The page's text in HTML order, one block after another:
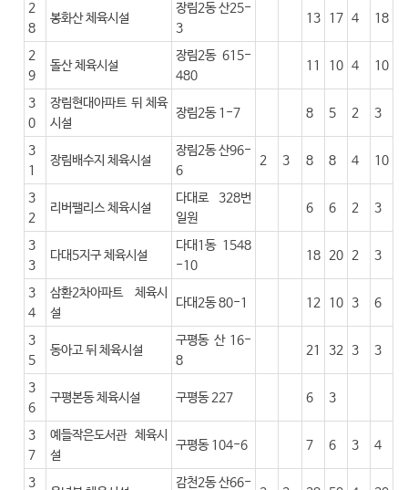
2
8
봉화산 체육시설
장림2동 산25-
3
13 17 4 18
2
9
돌산 체육시설
장림2동 615-
480
11 10 4 10
3
0
장림현대아파트 뒤 체육
시설
장림2동 1-7 8 5 2 3
3
1
장림배수지 체육시설
장림2동 산96-
6
2 3 8 8 4 10
3
2
리버팰리스 체육시설
다대로 328번
일원
6 6 2 3
3
3
다대5지구 체육시설
다대1동 1548
-10
18 20 2 3
3
4
삼환2차아파트 체육시
설
다대2동 80-1 12 10 3 6
3
5
동아고 뒤 체육시설
구평동 산 16-
8
21 32 3 3
3
6
구평본동 체육시설 구평동 227 6 3
3
7
예들작은도서관 체육시
설
구평동 104-6 7 6 3 4
3 감천2동 산66-